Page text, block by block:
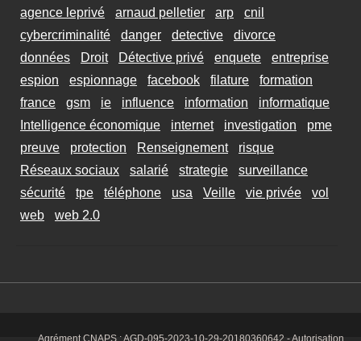
agence leprivé arnaud pelletier arp
cnil
cybercriminalité
danger detective
divorce
données
Droit Détective privé enquete
entreprise
espion
espionnage facebook filature
formation
france
gsm ie influence information
informatique
Intelligence économique
internet investigation
pme
preuve
protection Renseignement
risque
Réseaux sociaux
salarié strategie
surveillance
sécurité
tpe téléphone usa Veille vie privée
vol
web
web 2.0
Agrément CNAPS :AGD-095-2023-10-29-20180360642 - Autorisation